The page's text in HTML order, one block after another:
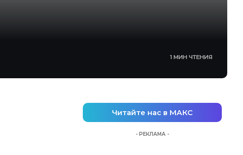
1 МИН ЧТЕНИЯ
Читайте нас в МАКС
- РЕКЛАМА -